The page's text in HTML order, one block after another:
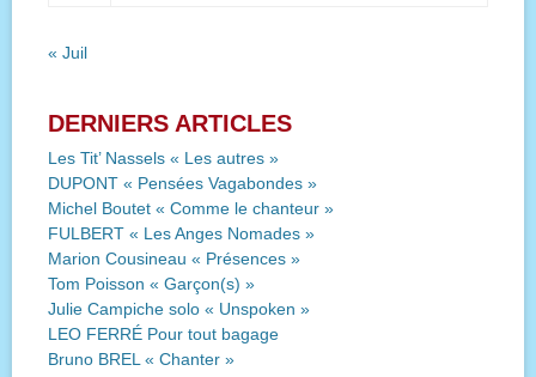
« Juil
DERNIERS ARTICLES
Les Tit’ Nassels « Les autres »
DUPONT « Pensées Vagabondes »
Michel Boutet « Comme le chanteur »
FULBERT « Les Anges Nomades »
Marion Cousineau « Présences »
Tom Poisson « Garçon(s) »
Julie Campiche solo « Unspoken »
LEO FERRÉ Pour tout bagage
Bruno BREL « Chanter »